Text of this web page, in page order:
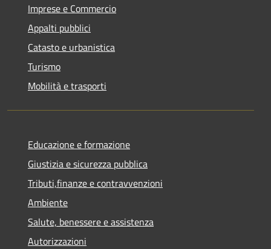
Imprese e Commercio
Appalti pubblici
Catasto e urbanistica
Turismo
Mobilità e trasporti
Educazione e formazione
Giustizia e sicurezza pubblica
Tributi,finanze e contravvenzioni
Ambiente
Salute, benessere e assistenza
Autorizzazioni